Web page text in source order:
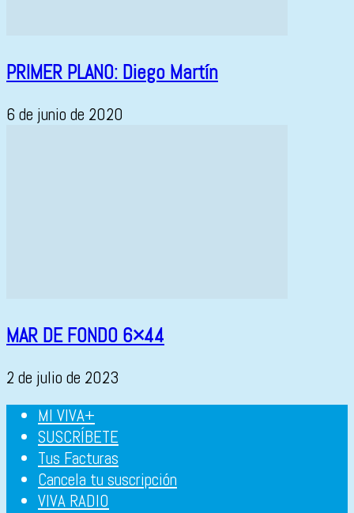
PRIMER PLANO: Diego Martín
6 de junio de 2020
MAR DE FONDO 6×44
2 de julio de 2023
MI VIVA+
SUSCRÍBETE
Tus Facturas
Cancela tu suscripción
VIVA RADIO